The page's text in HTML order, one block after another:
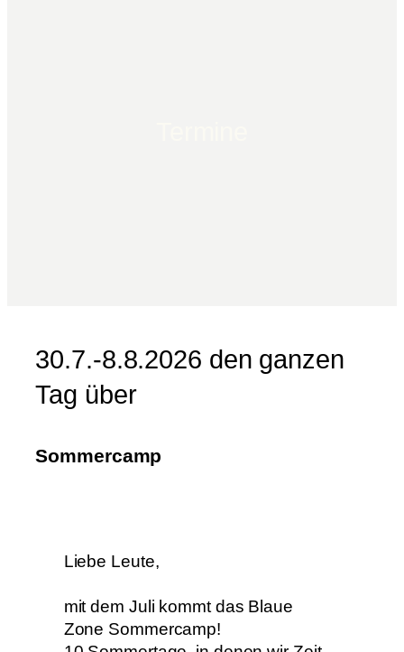
30.7.-8.8.2026 den ganzen
Tag über
Sommercamp
Liebe Leute,
mit dem Juli kommt das Blaue
Zone Sommercamp!